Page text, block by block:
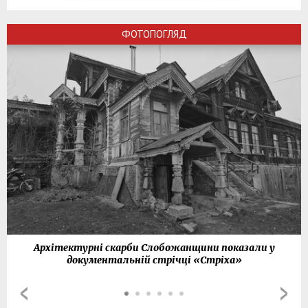
ФОТОПОГЛЯД
Архітектурні скарби Слобожанщини показали у
документальній стрічці «Стріха»